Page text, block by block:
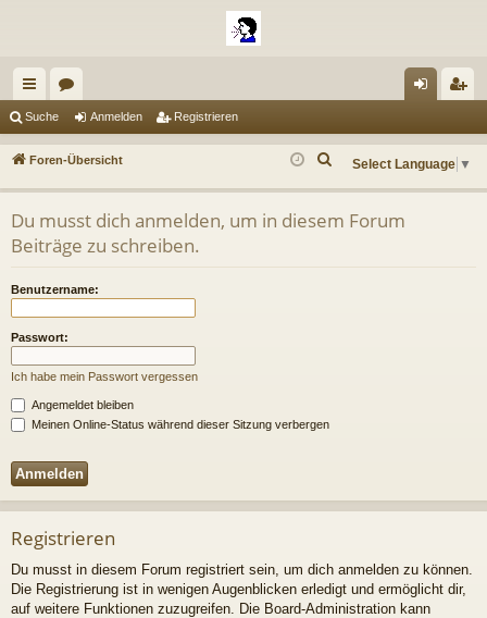
ch
ne
ug
riff
en m ist
Suche Anmelden Registrieren
Foren-Übersicht Select Language ▼
h
Du musst dich anmelden, um in diesem Forum
Beiträge zu schreiben.
Benutzername:
Passwort:
Ich habe mein Passwort vergessen
Angemeldet bleiben
Meinen Online-Status während dieser Sitzung verbergen
Registrieren
Du musst in diesem Forum registriert sein, um dich anmelden zu können.
Die Registrierung ist in wenigen Augenblicken erledigt und ermöglicht dir,
auf weitere Funktionen zuzugreifen. Die Board-Administration kann